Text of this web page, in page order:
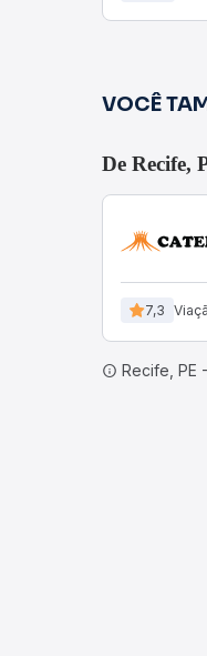
VOCÊ
De Recife,
7,3
Recife, PE